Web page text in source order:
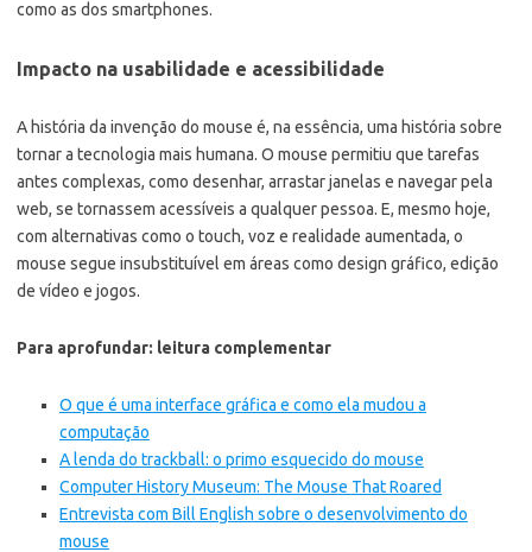
como as dos smartphones.
Impacto na usabilidade e acessibilidade
A história da invenção do mouse é, na essência, uma história sobre
tornar a tecnologia mais humana. O mouse permitiu que tarefas
antes complexas, como desenhar, arrastar janelas e navegar pela
web, se tornassem acessíveis a qualquer pessoa. E, mesmo hoje,
com alternativas como o touch, voz e realidade aumentada, o
mouse segue insubstituível em áreas como design gráfico, edição
de vídeo e jogos.
Para aprofundar: leitura complementar
O que é uma interface gráfica e como ela mudou a
computação
A lenda do trackball: o primo esquecido do mouse
Computer History Museum: The Mouse That Roared
Entrevista com Bill English sobre o desenvolvimento do
mouse